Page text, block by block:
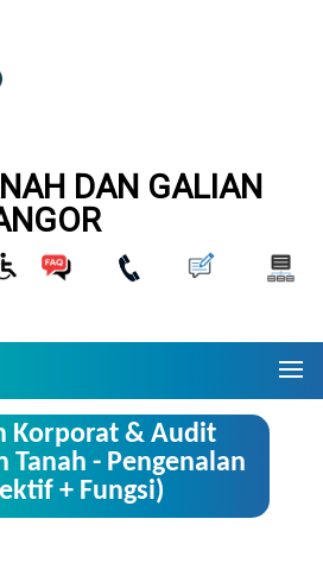
DAN GALIAN
Korporat & Audit
Tanah - Pengenalan
+ Fungsi)